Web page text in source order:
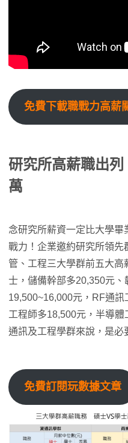
免費下載職戰力高薪
研究所高薪職出
萬
念研究所薪資一定比大學
戰力！企業邀約研究所領先
管、工程三大學群前五大
士，儲備幹部多20,350元、
19,500~16,000元，RF通
工程師多18,500元，半導
通訊及工程學群來說，是必
免費訂閱玩數據文章